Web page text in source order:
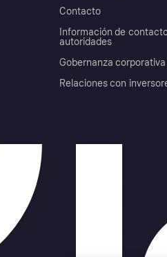
Contacto
Información de
autoridades
Gobernanza corporativa
Relaciones con